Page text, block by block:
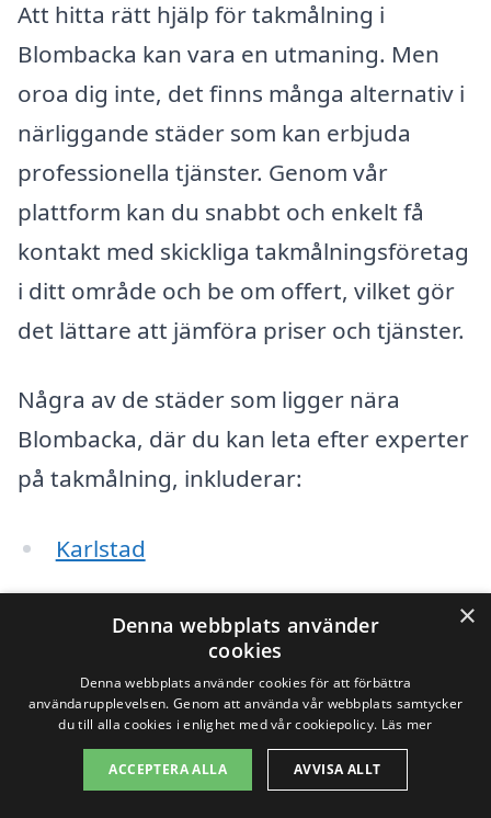
Att hitta rätt hjälp för takmålning i
Blombacka kan vara en utmaning. Men
oroa dig inte, det finns många alternativ i
närliggande städer som kan erbjuda
professionella tjänster. Genom vår
plattform kan du snabbt och enkelt få
kontakt med skickliga takmålningsföretag
i ditt område och be om offert, vilket gör
det lättare att jämföra priser och tjänster.
Några av de städer som ligger nära
Blombacka, där du kan leta efter experter
på takmålning, inkluderar:
Karlstad
Grums
Hagfors
Munkfors
×
Denna webbplats använder
cookies
Denna webbplats använder cookies för att förbättra
användarupplevelsen. Genom att använda vår webbplats samtycker
du till alla cookies i enlighet med vår cookiepolicy. Läs mer
ACCEPTERA ALLA AVVISA ALLT